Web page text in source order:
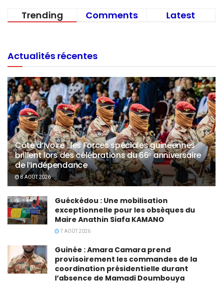
Trending Comments Latest
Actualités récentes
Côte d’Ivoire : les Forces spéciales guinéennes
brillent lors des célébrations du 66ᵉ anniversaire
de l’indépendance
8 AOÛT 2026
Guéckédou : Une mobilisation
exceptionnelle pour les obsèques du
Maire Anathin Siafa KAMANO
7 AOÛT 2026
Guinée : Amara Camara prend
provisoirement les commandes de la
coordination présidentielle durant
l’absence de Mamadi Doumbouya